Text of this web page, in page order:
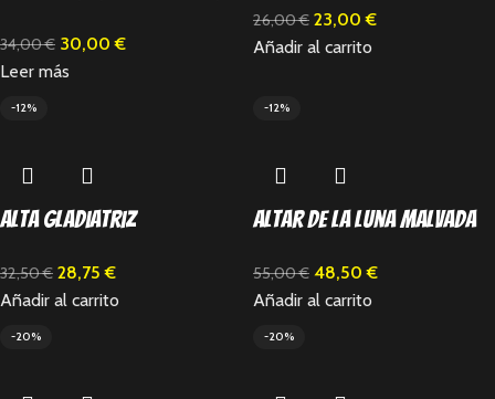
34,00€ 30,00€
Leer más
26,00€ 23,00€
Añadir al carrito
-12%
Alta Gladiatriz
32,50€ 28,75€
Añadir al carrito
-12%
Altar de la Luna Malvada
55,00€ 48,50€
Añadir al carrito
-20% -20%